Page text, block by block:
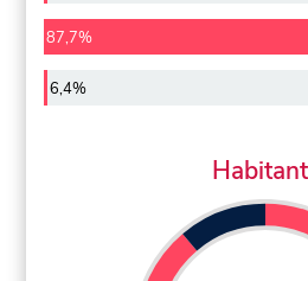
87,7%
6,4%